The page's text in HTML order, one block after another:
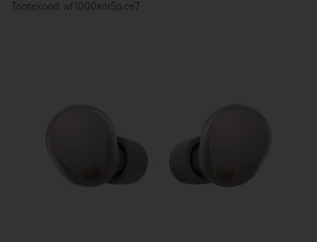
Tootekood: wf1000xm5p.ce7